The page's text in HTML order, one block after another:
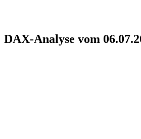
DAX-Analyse vom